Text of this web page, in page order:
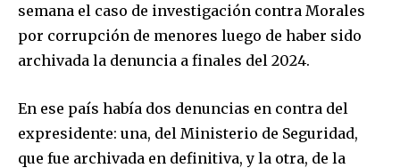
To subscribe, simply enter your email address on our website
or click the subscribe button below. Don't worry, we respect
your privacy and won't spam your inbox. Your information is
safe with us.
semana el caso de investigación contra Morales
por corrupción de menores luego de haber sido
archivada la denuncia a finales del 2024.
En ese país había dos denuncias en contra del
expresidente: una, del Ministerio de Seguridad,
que fue archivada en definitiva, y la otra, de la